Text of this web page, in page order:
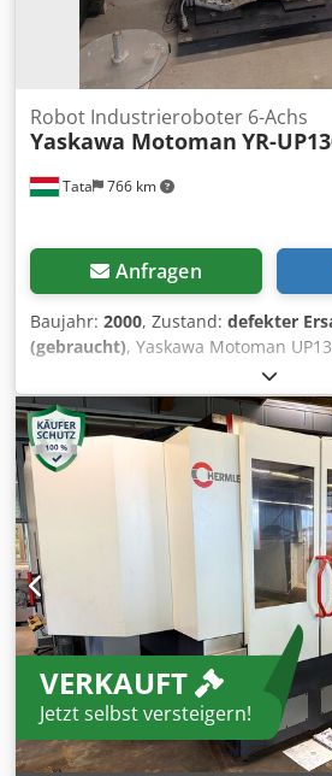
Tata 766 km
Robot Industrieroboter 6-Achs
Yaskawa Motoman YR-
Anfragen
Baujahr: 2000, Zustand: defekter
(gebraucht), Yaskawa Motoman
Motoman Xrc-Steuerung Roboter:
Handsteuerung: Yasnac Mrc
Robotersteuerungen: Motoman Xrc
Handsteuerung: Yasnac Mrc
Tragfähigkeit: 130 kg -
Wiederholgenauigkeit: 0,2 mm -
Controller Xrc - Kabel, Stecker,
artikulierter Typ Achsentypen: S-
s) L-Achse 130 ° / s (2,27 rad / s) U-
/ s) R-Achse 215 ° / s (3,75 rad / s) B-
rad / s) T-Achse 300 ° / s (5,24 rad /
Dcjdpfxofhkfis Ap Aek S-Achse 180 °
Achse + 240 ° - 130 ° R-Achse 360 °
360 ° Kauf, Erwerb, Asset
Industrieanlagen und Maschinen.
Gebrauchtmaschinen,
VERKAUFT
Jetzt selbst versteigern!